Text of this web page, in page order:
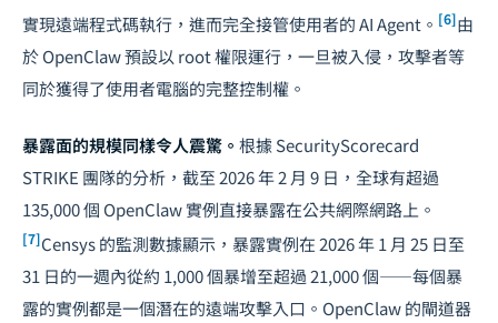
實現遠端程式碼執行，進而完全接管使用者的 AI Agent。 [6]由
於 OpenClaw 預設以 root 權限運行，一旦被入侵，攻擊者等
同於獲得了使用者電腦的完整控制權。
暴露面的規模同樣令人震驚。 根據 SecurityScorecard
STRIKE 團隊的分析，截至 2026 年 2 月 9 日，全球有超過
135,000 個 OpenClaw 實例直接暴露在公共網際網路上。
[7]Censys 的監測數據顯示，暴露實例在 2026 年 1 月 25 日至
31 日的一週內從約 1,000 個暴增至超過 21,000 個——每個暴
露的實例都是一個潛在的遠端攻擊入口。OpenClaw 的閘道器